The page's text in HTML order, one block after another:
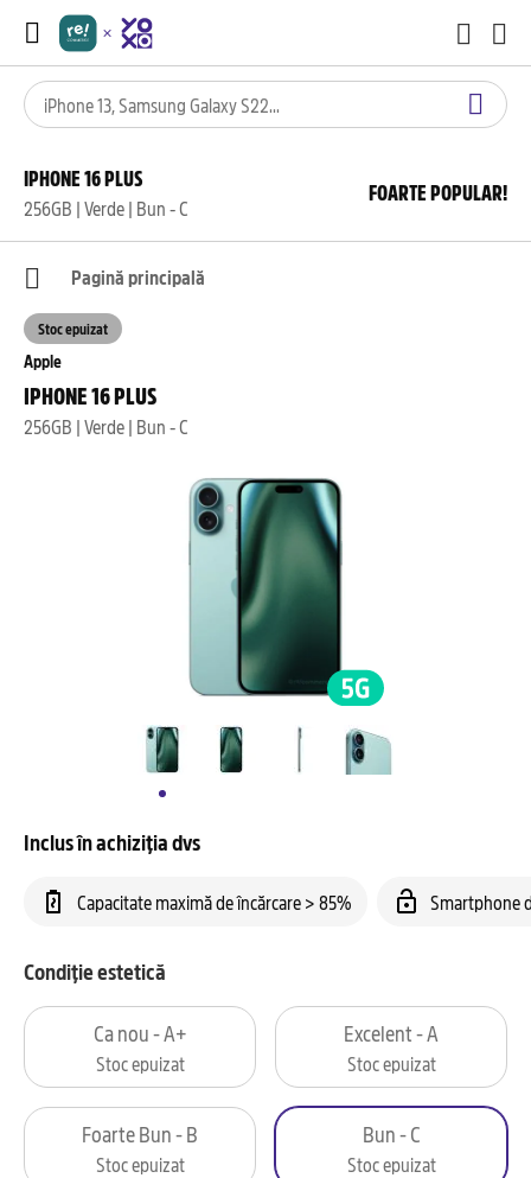
IPHONE 16 PLUS
256GB | Verde | Bun - C
FOARTE POPULAR!
Pagină principală
Apple
IPHONE 16 PLUS
256GB | Verde | Bun - C
Stoc epuizat
Inclus în achiziția dvs
Capacitate maximă de încărcare > 85% Smartphone
Condiție estetică
Ca nou - A+
Stoc epuizat
Excelent - A
Stoc epuizat
Foarte Bun - B
Stoc epuizat
Bun - C
Stoc epuizat